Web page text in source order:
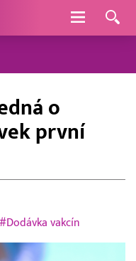
Navigace
o
první
#Dodávka vakcín